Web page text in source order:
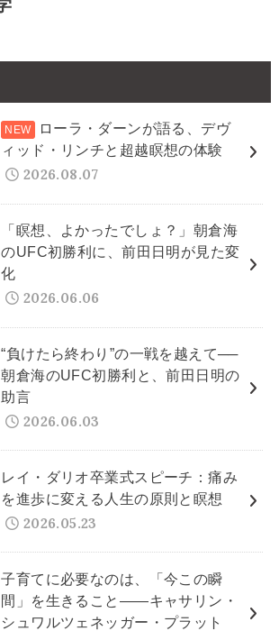
ローラ・ダーンが語る、デヴ
ィッド・リンチと超越瞑想の体験
2026.08.07
「瞑想、よかったでしょ？」朝倉海
のUFC初勝利に、前田日明が見た変
化
2026.06.06
“負けたら終わり”の一戦を越えて──
朝倉海のUFC初勝利と、前田日明の
助言
2026.06.03
レイ・ダリオ卒業式スピーチ：痛み
を進歩に変える人生の原則と瞑想
2026.05.23
子育てに必要なのは、「今この瞬
間」を生きること——キャサリン・
シュワルツェネッガー・プラット